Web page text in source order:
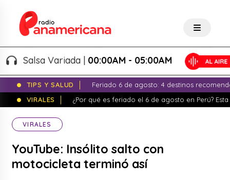
Salsa Variada |00:00AM - 05:00AM
TIPS Y SALUD
Feriado 6 de agosto: 4 destinos
VIRALES
¿Por qué es feriado el 6 de agosto en Perú?
VIRALES
YouTube: Insólito salto con
motocicleta terminó así